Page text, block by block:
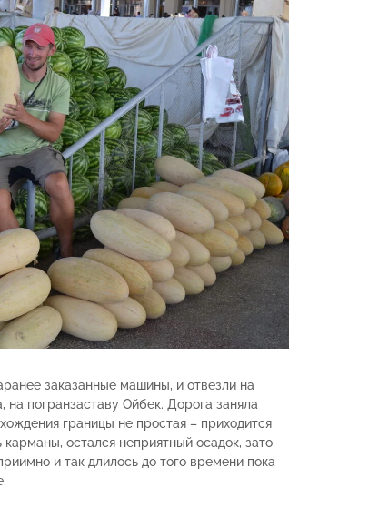
заказанные машины, и отвезли на
на погранзаставу Ойбек. Дорога заняла
границы не простая – приходится
остался неприятный осадок, зато
и так длилось до того времени пока